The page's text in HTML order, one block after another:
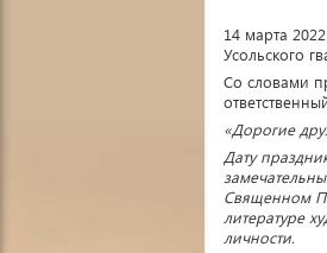
14 марта
Усольского
Со словами
«Дорогие
Дату
Священном
литературе
личности.